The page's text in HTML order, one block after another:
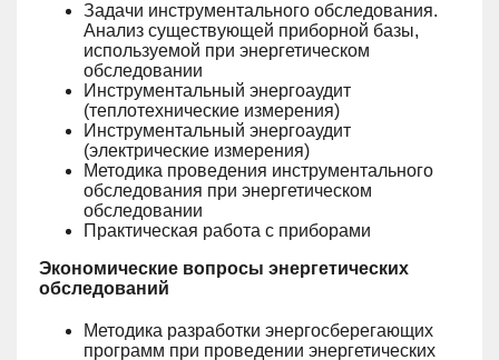
Задачи инструментального обследования.
Анализ существующей приборной базы,
используемой при энергетическом
обследовании
Инструментальный энергоаудит
(теплотехнические измерения)
Инструментальный энергоаудит
(электрические измерения)
Методика проведения инструментального
обследования при энергетическом
обследовании
Практическая работа с приборами
Экономические вопросы энергетических
обследований
Методика разработки энергосберегающих
программ при проведении энергетических